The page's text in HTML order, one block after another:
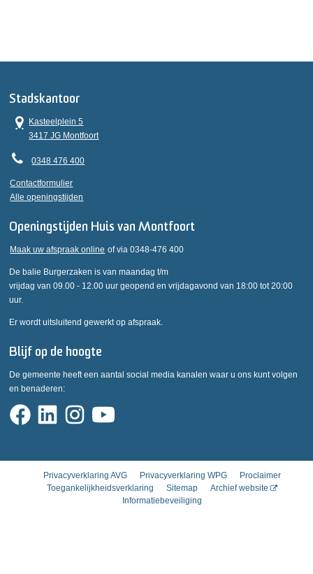
Stadskantoor
Kasteelplein 5
3417 JG Montfoort
0348 476 400
Contactformulier
Alle openingstijden
Openingstijden Huis van Montfoort
Maak uw afspraak online of via 0348-476 400
De balie Burgerzaken is van maandag t/m
vrijdag van 09.00 - 12.00 uur geopend en vrijdagavond van 18:00 tot 20:00
uur.
Er wordt uitsluitend gewerkt op afspraak.
Blijf op de hoogte
De gemeente heeft een aantal social media kanalen waar u ons kunt volgen
en benaderen:
Privacyverklaring AVG Privacyverklaring WPG
Proclaimer
Toegankelijkheidsverklaring
Sitemap
Archief website
Informatiebeveiliging